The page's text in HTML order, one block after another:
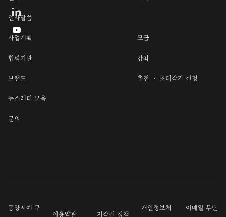
인사말씀
사업계획
협력기관
브랜드
뉴스레터 모음
문의
모금
강좌
추천 ・ 초대작가 신청
동양서예 구
이용약관 저작권 정책
개인정보처
이메일 무단
